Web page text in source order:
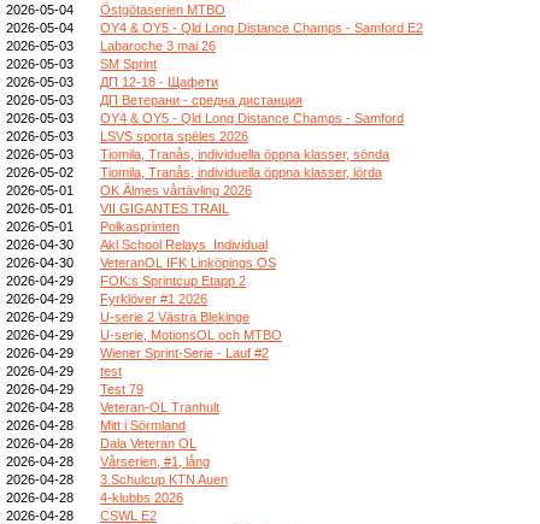
2026-05-04
Östgötaserien MTBO
2026-05-04
OY4 & OY5 - Qld Long Distance Champs - Samford E2
2026-05-03
Labaroche 3 mai 26
2026-05-03
SM Sprint
2026-05-03
ДП 12-18 - Щафети
2026-05-03
ДП Ветерани - средна дистанция
2026-05-03
OY4 & OY5 - Qld Long Distance Champs - Samford
2026-05-03
LSVS sporta spēles 2026
2026-05-03
Tiomila, Tranås, individuella öppna klasser, sönda
2026-05-02
Tiomila, Tranås, individuella öppna klasser, lörda
2026-05-01
OK Älmes vårtävling 2026
2026-05-01
VII GIGANTES TRAIL
2026-05-01
Polkasprinten
2026-04-30
Akl School Relays_Individual
2026-04-30
VeteranOL IFK Linköpings OS
2026-04-29
FOK:s Sprintcup Etapp 2
2026-04-29
Fyrklöver #1 2026
2026-04-29
U-serie 2 Västra Blekinge
2026-04-29
U-serie, MotionsOL och MTBO
2026-04-29
Wiener Sprint-Serie - Lauf #2
2026-04-29
test
2026-04-29
Test 79
2026-04-28
Veteran-OL Tranhult
2026-04-28
Mitt i Sörmland
2026-04-28
Dala Veteran OL
2026-04-28
Vårserien, #1, lång
2026-04-28
3.Schulcup KTN Auen
2026-04-28
4-klubbs 2026
2026-04-28
CSWL E2